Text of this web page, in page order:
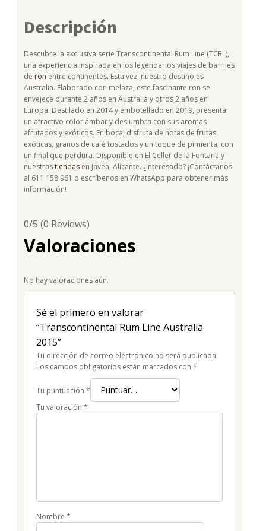
Descripción
Descubre la exclusiva serie Transcontinental Rum Line (TCRL),
una experiencia inspirada en los legendarios viajes de barriles
de ron entre continentes. Esta vez, nuestro destino es
Australia. Elaborado con melaza, este fascinante ron se
envejece durante 2 años en Australia y otros 2 años en
Europa. Destilado en 2014 y embotellado en 2019, presenta
un atractivo color ámbar y deslumbra con sus aromas
afrutados y exóticos. En boca, disfruta de notas de frutas
exóticas, granos de café tostados y un toque de pimienta, con
un final que perdura. Disponible en El Celler de la Fontana y
nuestrastiendas en Javea, Alicante. ¿Interesado? ¡Contáctanos
al 611 158 961 o escríbenos en WhatsApp para obtener más
información!
0/5 (0 Reviews)
Valoraciones
No hay valoraciones aún.
Sé el primero en valorar
“Transcontinental Rum Line Australia
2015”
Tu dirección de correo electrónico no será publicada.
Los campos obligatorios están marcados con *
Tu puntuación *
Tu valoración *
Nombre *